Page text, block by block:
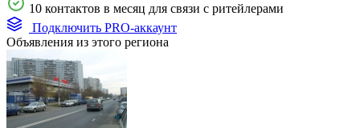
10 контактов в месяц для связи с ритейлерами
Подключить PRO-аккаунт
Объявления из этого региона